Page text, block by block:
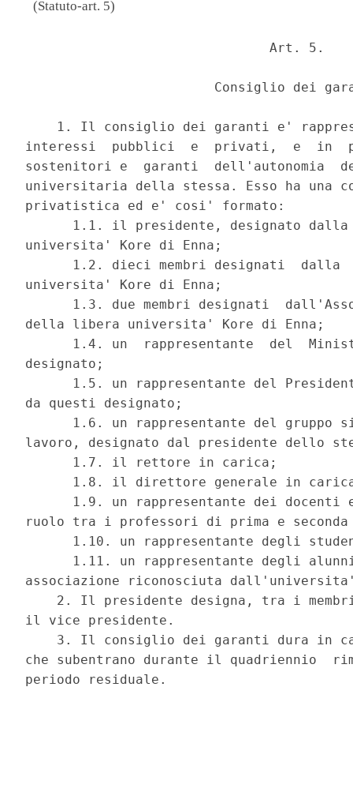
(Statuto-art. 5)
                               Art. 5.
Consiglio dei
1. Il consiglio dei garanti e'
interessi  pubblici  e  privati,  e  in
sostenitori e  garanti  dell'autonomia
universitaria della stessa. Esso ha una
privatistica ed e' cosi' formato:
1.1. il presidente, designato
universita' Kore di Enna;
1.2. dieci membri designati  dalla
universita' Kore di Enna;
1.3. due membri designati
della libera universita' Kore di Enna;
1.4. un  rappresentante  del
designato;
1.5. un rappresentante del
da questi designato;
1.6. un rappresentante del gruppo
lavoro, designato dal presidente dello
      1.7. il rettore in carica;
1.8. il direttore generale in
1.9. un rappresentante dei docenti
ruolo tra i professori di prima e
1.10. un rappresentante degli
1.11. un rappresentante degli
associazione riconosciuta
2. Il presidente designa, tra i
il vice presidente.
3. Il consiglio dei garanti dura in
che subentrano durante il quadriennio
periodo residuale.